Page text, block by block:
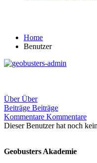
Home
Benutzer
Über Über
Beiträge Beiträge
Kommentare Kommentare
Dieser Benutzer hat noch
Geobusters Akademie